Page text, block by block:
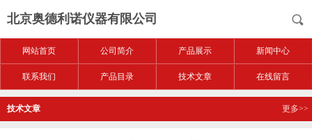
北京奥德利诺仪器有限公司
网站首页 公司简介 产品展示 新闻中心
联系我们 产品目录 技术文章 在线留言
技术文章 更多>>